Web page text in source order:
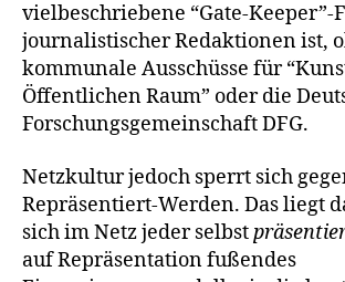
vielbeschriebene “Gate-
journalistischer Redaktionen ist,
kommunale Ausschüsse für
Öffentlichen Raum” oder die
Forschungsgemeinschaft DFG.
Netzkultur jedoch sperrt sich
Repräsentiert-Werden. Das liegt
sich im Netz jeder selbst
auf Repräsentation fußendes